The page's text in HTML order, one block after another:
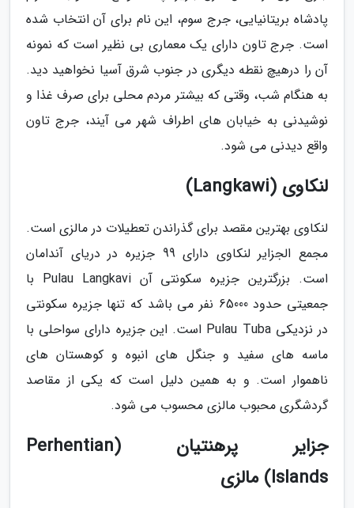
پادشاه بریتانیایی، جرج سوم، این نام برای آن انتخاب شده
است. جرج تاون دارای یک معماری بی نظیر است که نمونه
آن را درهیچ نقطه دیگری در جنوب شرق آسیا نخواهید دید.
به هنگام شب، وقتی که بیشتر مردم محلی برای صرف غذا و
نوشیدنی به خیابان های اطراف شهر می آیند، جرج تاون
واقع دیدنی می شود.
لنکاوی (Langkawi)
لنکاوی بهترین مقصد برای گذراندن تعطیلات در مالزی است.
مجمع الجزایر لنکاوی دارای 99 جزیره در دریای آندامان
است. بزرگترین جزیره سکونتی آن Pulau Langkavi با
جمعیتی حدود 65000 نفر می باشد که تنها جزیره سکونتی
در نزدیکی Pulau Tuba است. این جزیره دارای سواحلی با
ماسه های سفید و جنگل های انبوه و کوهستان های
ناهموار است. و به همین دلیل است که یکی از مقاصد
گردشگری محبوب مالزی محسوب می شود.
جزایر پرهنتیان (Perhentian
Islands) مالزی